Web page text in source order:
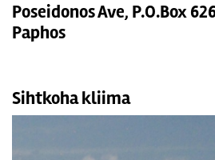
Poseidonos Ave, P.O.Box
Paphos
Sihtkoha kliima